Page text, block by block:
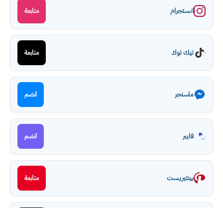
انستجرام متابعة
تيك توك متابعة
ماسنجر انضم
فايبر انضم
بينتيريست متابعة